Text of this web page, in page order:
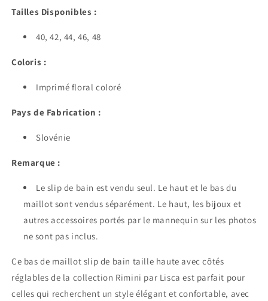
Tailles Disponibles :
40, 42, 44, 46, 48
Coloris :
Imprimé floral coloré
Pays de Fabrication :
Slovénie
Remarque :
Le slip de bain est vendu seul. Le haut et le bas du
maillot sont vendus séparément. Le haut, les bijoux et
autres accessoires portés par le mannequin sur les photos
ne sont pas inclus.
Ce bas de maillot slip de bain taille haute avec côtés
réglables de la collection Rimini par Lisca est parfait pour
celles qui recherchent un style élégant et confortable, avec